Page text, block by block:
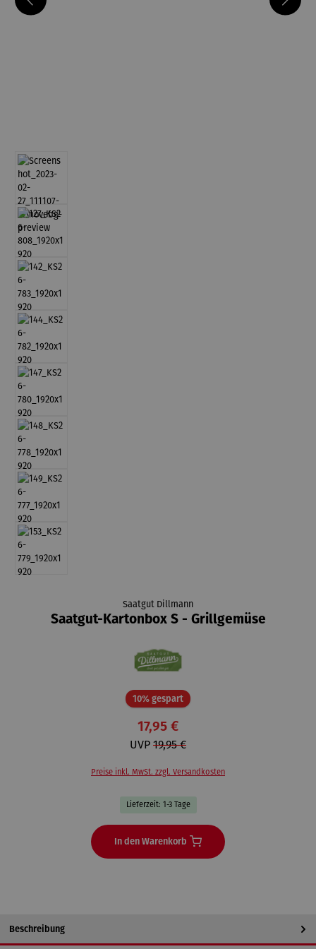
Saatgut Dillmann
Saatgut-Kartonbox S - Grillgemüse
10% gespartRabatt
17,95 €
UVP 19,95 €
Preise inkl. MwSt. zzgl. Versandkosten
Lieferzeit: 1-3 Tage
In den Warenkorb
Beschreibung